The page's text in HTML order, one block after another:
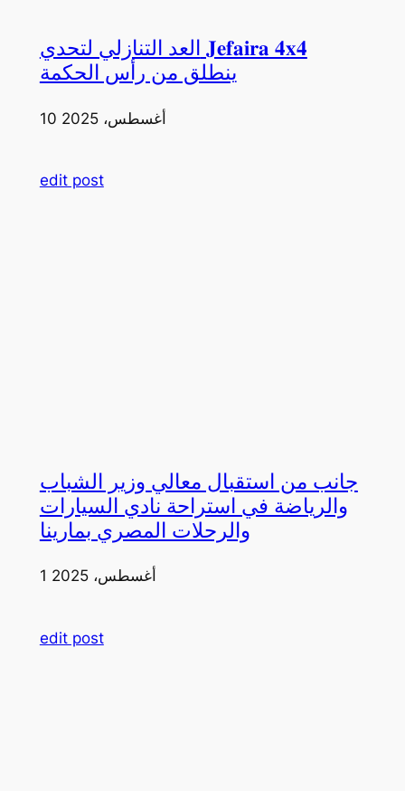
العد التنازلي لتحدي 𝐉𝐞𝐟𝐚𝐢𝐫𝐚 𝟒𝐱𝟒
ينطلق من رأس الحكمة
10 أغسطس، 2025
edit post
جانب من استقبال معالي وزير الشباب
والرياضة في استراحة نادي السيارات
والرحلات المصري بمارينا
1 أغسطس، 2025
edit post